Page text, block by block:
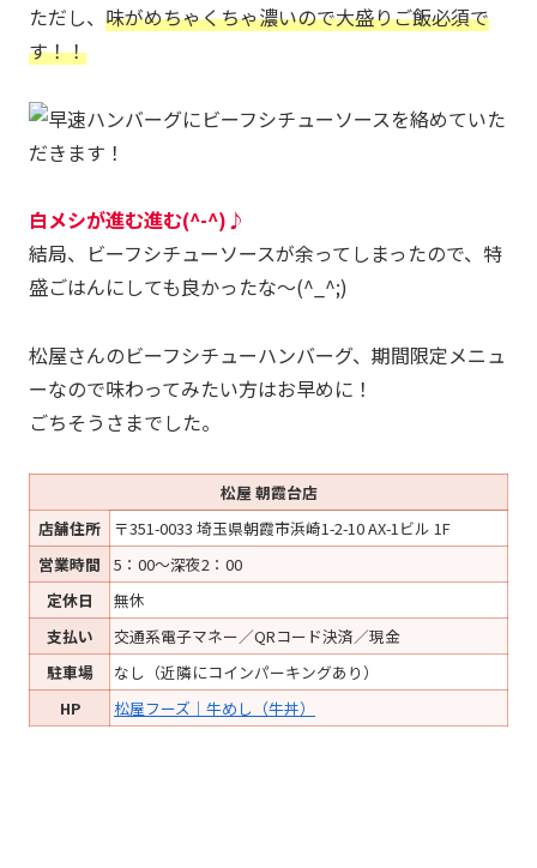
ただし、 味がめちゃくちゃ濃いので大盛りご飯必須で
す！！
白メシが進む進む(^-^)♪
結局、ビーフシチューソースが余ってしまったので、特
盛ごはんにしても良かったな～(^_^;)
松屋さんのビーフシチューハンバーグ、期間限定メニュ
ーなので味わってみたい方はお早めに！
ごちそうさまでした。
松屋 朝霞台店
店舗住所
〒351-0033 埼玉県朝霞市浜崎1-2-10 AX-1ビル 1F
営業時間
5：00～深夜2：00
定休日
無休
支払い
交通系電子マネー／QRコード決済／現金
駐車場
なし（近隣にコインパーキングあり）
HP
松屋フーズ｜牛めし（牛丼）